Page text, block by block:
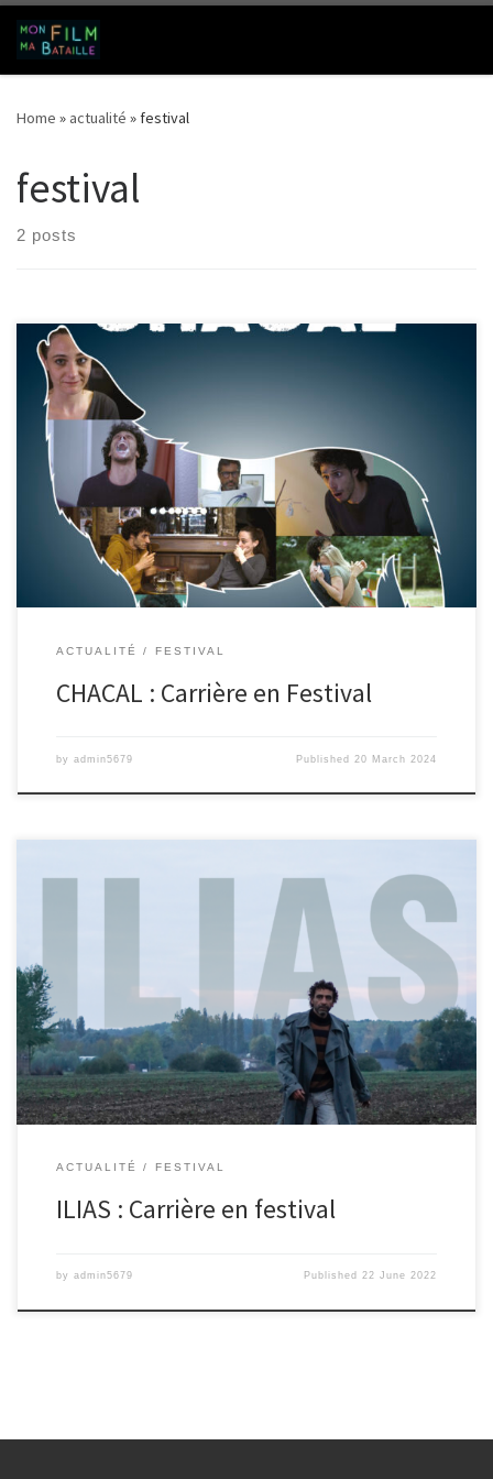
Skip to content
Home » actualité »festival
festival
2 posts
ACTUALITÉ FESTIVAL
CHACAL : Carrière en Festival
by admin5679 Published 20 March 2024
ACTUALITÉ FESTIVAL
ILIAS : Carrière en festival
by admin5679 Published22 June 2022